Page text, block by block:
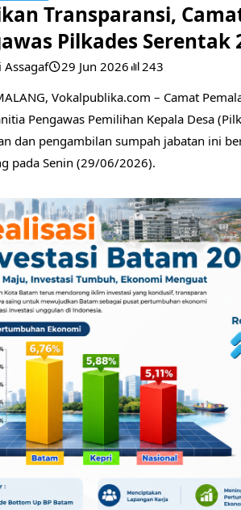
Transparansi,
Pilkades Serentak
Assagaf 29 Jun 2026 243
Vokalpublika.com – Camat
Pengawas Pemilihan Kepala Desa
dan pengambilan sumpah jabatan ini
pada Senin (29/06/2026).